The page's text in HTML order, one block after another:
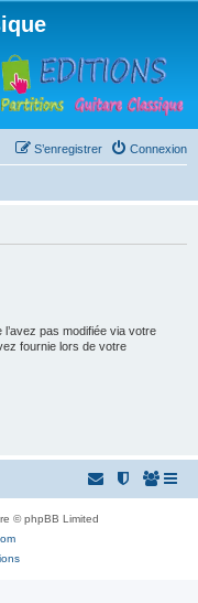
Connexion
S’enregistrer
pas modifiée via votre
fournie lors de votre
© phpBB Limited